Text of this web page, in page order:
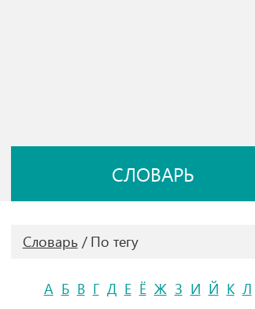
СЛОВАРЬ
Словарь По тегу
А Б В Г Д Е Ё Ж З И Й К Л